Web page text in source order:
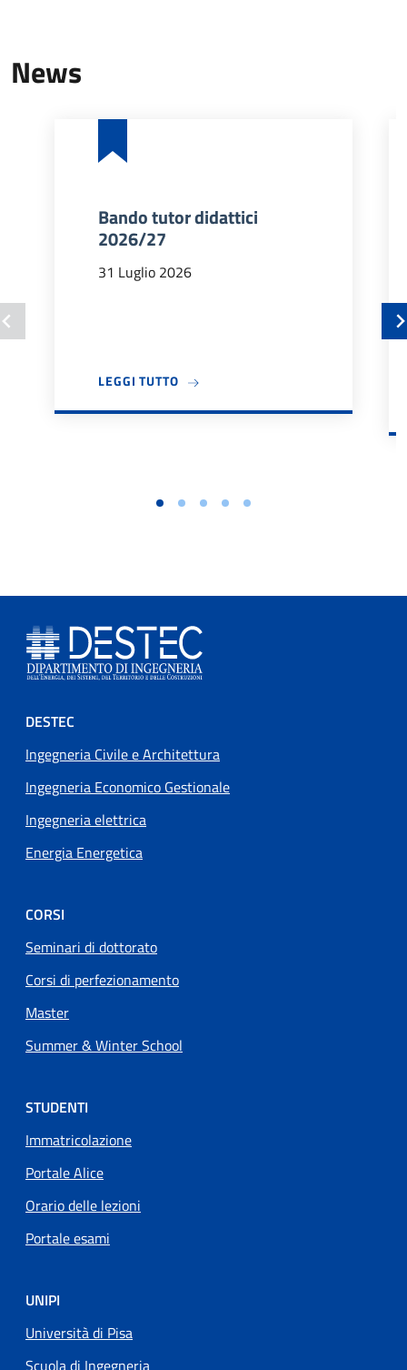
News
Bando tutor didattici
2026/27
31 Luglio 2026
LEGGI TUTTOA PROPOSITO DI BANDO TUTOR
Footer menu
DESTEC
Ingegneria Civile e Architettura
Ingegneria Economico Gestionale
Ingegneria elettrica
Energia Energetica
CORSI
Seminari di dottorato
Corsi di perfezionamento
Master
Summer & Winter School
STUDENTI
Immatricolazione
Portale Alice
Orario delle lezioni
Portale esami
UNIPI
Università di Pisa